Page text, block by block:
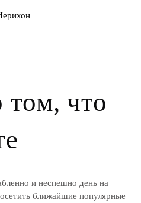
том, что
и неспешно день на
ближайшие популярные